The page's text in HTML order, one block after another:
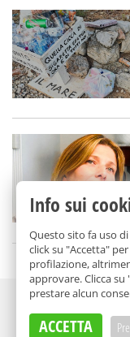
Info sui
Questo sito fa uso
click su "Accetta"
profilazione,
approvare. Clicca
prestare alcun
ACCETTA